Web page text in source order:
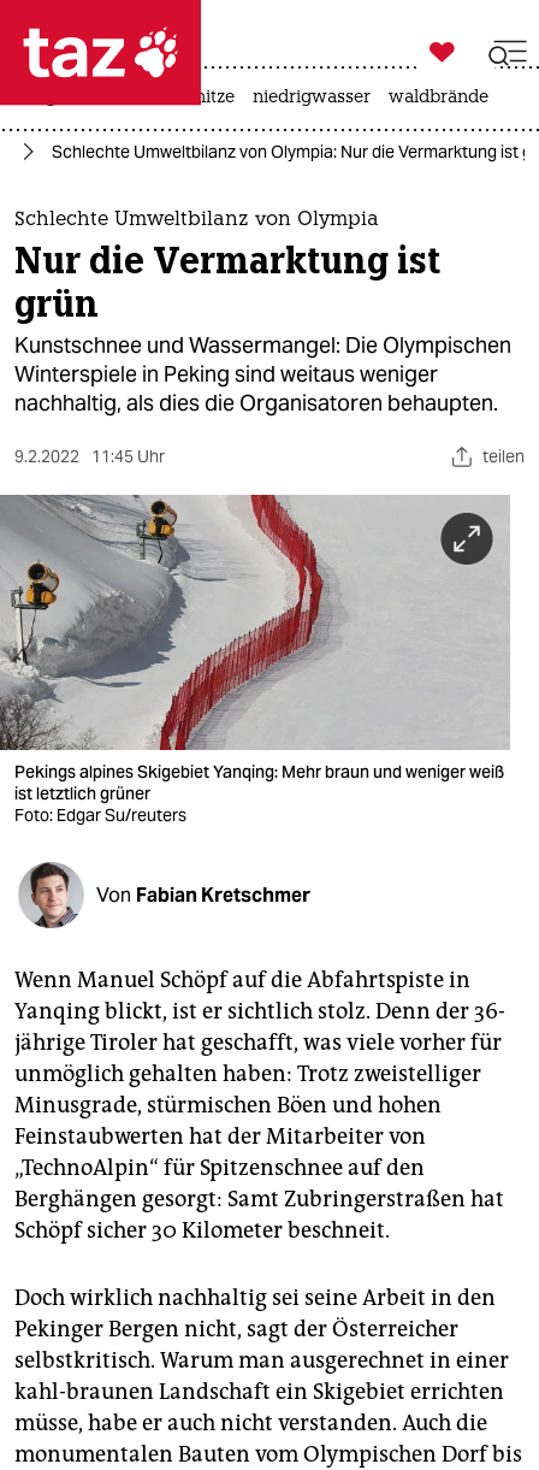
 taz zahl ich
taz zahl ich
themen
politik
öko
gesellschaft
sport
berlin
nord
wahrheit
verlag
verlag
veranstaltungen
fragen & hilfe
abo
genossenschaft
epaper login

taz zahl ich
hitze niedrigwasser waldbrände
Schlechte Umweltbilanz von Olympia: Nur die Vermarktung ist
Schlechte Umweltbilanz von Olympia
Nur die Vermarktung ist
grün
Kunstschnee und Wassermangel: Die Olympischen
Winterspiele in Peking sind weitaus weniger
nachhaltig, als dies die Organisatoren behaupten.
9.2.2022 11:45 Uhr teilen
Pekings alpines Skigebiet Yanqing: Mehr braun und weniger weiß
ist letztlich grüner
Foto: Edgar Su/reuters
Von Fabian Kretschmer
Wenn Manuel Schöpf auf die Abfahrtspiste in
Yanqing blickt, ist er sichtlich stolz. Denn der 36-
jährige Tiroler hat geschafft, was viele vorher für
unmöglich gehalten haben: Trotz zweistelliger
Minusgrade, stürmischen Böen und hohen
Feinstaubwerten hat der Mitarbeiter von
„TechnoAlpin“ für Spitzenschnee auf den
Berghängen gesorgt: Samt Zubringerstraßen hat
Schöpf sicher 30 Kilometer beschneit.
Doch wirklich nachhaltig sei seine Arbeit in den
Pekinger Bergen nicht, sagt der Österreicher
selbstkritisch. Warum man ausgerechnet in einer
kahl-braunen Landschaft ein Skigebiet errichten
müsse, habe er auch nicht verstanden. Auch die
monumentalen Bauten vom Olympischen Dorf bis